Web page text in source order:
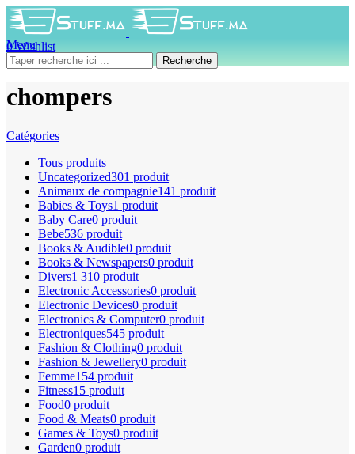
0Wishlist
0produit 0DH
Menu
Recherche
chompers
Catégories
Tous produits
Uncategorized301 produit
Animaux de compagnie141 produit
Babies & Toys1 produit
Baby Care0 produit
Bebe536 produit
Books & Audible0 produit
Books & Newspapers0 produit
Divers1 310 produit
Electronic Accessories0 produit
Electronic Devices0 produit
Electronics & Computer0 produit
Electroniques545 produit
Fashion & Clothing0 produit
Fashion & Jewellery0 produit
Femme154 produit
Fitness15 produit
Food0 produit
Food & Meats0 produit
Games & Toys0 produit
Garden0 produit